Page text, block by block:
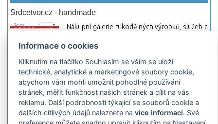
Srdcetvor.cz - handmade
Nákupní galerie rukodělných výrobků, služeb a
začít prodávat nebo jen nakupovat.
Hledej-hosting.cz - webhosting, VPS
hosting
Přehled webhostingových, multihosting a VPS
hosting programů s možností jejich
pokročilého vyhledávání a porovnávání.
Najděte si jednoduše vhodný hosting.
Informace o cookies
Kliknutím na tlačítko Souhlasím se vším se uloží
technické, analytické a marketingové soubory cookie,
abychom vám mohli umožnit pohodlné používání
stránek, měřit funkčnost našich stránek a cílit na vás
reklamu. Další podrobnosti týkající se souborů cookie a
dalších citlivých údajů naleznete navíce informací. Své